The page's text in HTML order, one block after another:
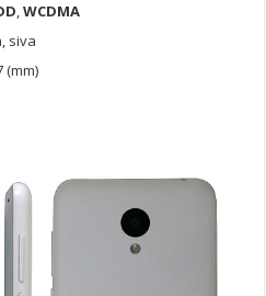
,WCDMA
siva
(mm)